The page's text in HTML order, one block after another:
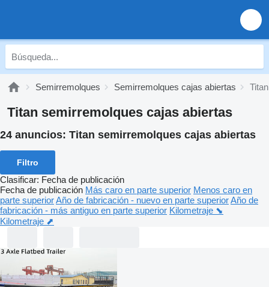
Semirremolques Semirremolques cajas abiertas
Titan semirremolques cajas abiertas
24 anuncios: Titan semirremolques cajas abiertas
Filtro
Clasificar: Fecha de publicación
Fecha de publicación Más caro en parte superior Menos caro en
parte superiorAño de fabricación - nuevo en parte superiorAño de
fabricación - más antiguo en parte superior Kilometraje ⬊
Kilometraje ⬈